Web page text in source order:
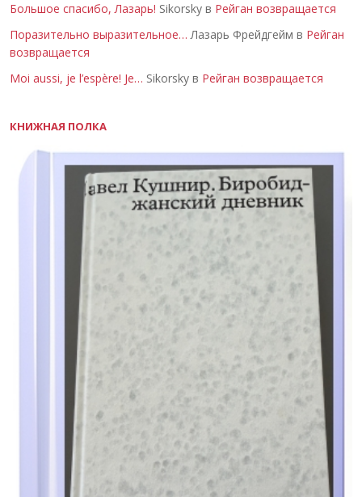
Большое спасибо, Лазарь! Sikorsky в Рейган возвращается
Поразительно выразительное… Лазарь Фрейдгейм в Рейган
возвращается
Moi aussi, je l’espère! Je… Sikorsky в Рейган возвращается
КНИЖНАЯ ПОЛКА